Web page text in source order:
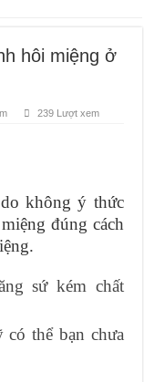
hôi miệng ở
239 Lượt xem
không ý thức
đúng cách
sứ kém chất
có thể bạn chưa